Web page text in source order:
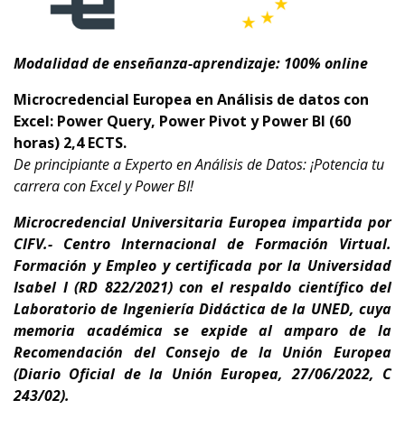
Modalidad de enseñanza-aprendizaje: 100% online
Microcredencial Europea en Análisis de datos con
Excel: Power Query, Power Pivot y Power BI (60
horas) 2,4 ECTS.
De principiante a Experto en Análisis de Datos: ¡Potencia tu
carrera con Excel y Power BI!
Microcredencial Universitaria Europea impartida por
CIFV.- Centro Internacional de Formación Virtual.
Formación y Empleo y certificada por la Universidad
Isabel I (RD 822/2021) con el respaldo científico del
Laboratorio de Ingeniería Didáctica de la UNED, cuya
memoria académica se expide al amparo de la
Recomendación del Consejo de la Unión Europea
(Diario Oficial de la Unión Europea, 27/06/2022, C
243/02).